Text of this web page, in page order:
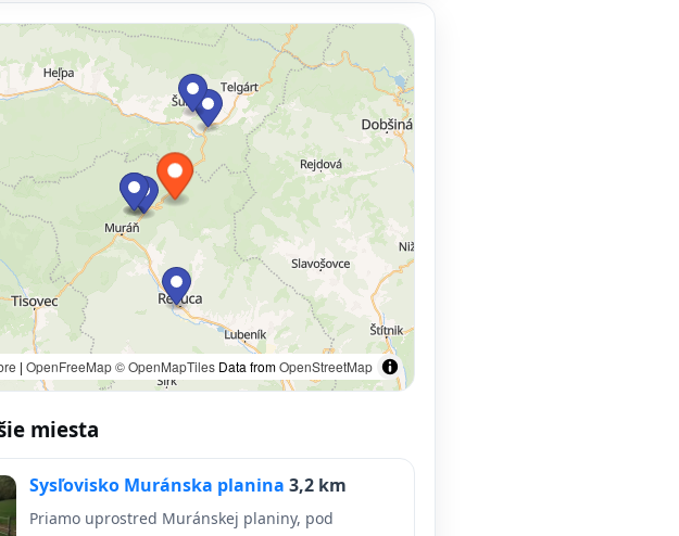
| OpenFreeMap© OpenMapTiles Data fromOpenStreetMap
miesta
Sysľovisko Muránska planina 3,2 km
Priamo uprostred Muránskej planiny, pod